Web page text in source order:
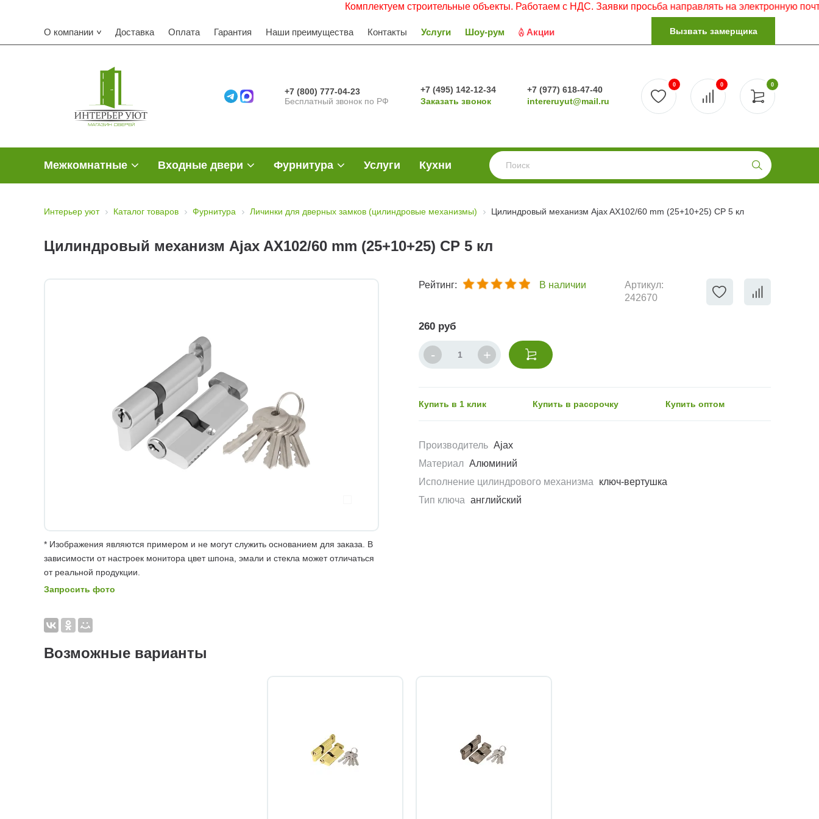
Комплектуем строительные объекты. Работаем с НДС. Заявки просьба направлять на электронную почту.
О компании Доставка Оплата Гарантия Наши преимущества Контакты Услуги Шоу-рум Акции Вызвать замерщика
+7 (800) 777-04-23
Бесплатный звонок по РФ
+7 (495) 142-12-34
Заказать звонок
+7 (977) 618-47-40
intereruyut@mail.ru
0
0 0
Межкомнатные Входные двери Фурнитура Услуги Кухни
Интерьер уют Каталог товаров Фурнитура Личинки для дверных замков (цилиндровые механизмы) Цилиндровый механизм Ajax AX102/60 mm (25+10+25) CP 5 кл
Цилиндровый механизм Ajax AX102/60 mm (25+10+25) CP 5 кл
* Изображения являются примером и не могут служить основанием для заказа. В
зависимости от настроек монитора цвет шпона, эмали и стекла может отличаться
от реальной продукции.
Запросить фото
Рейтинг: В наличии
Артикул:
242670
260 руб
Купить в 1 клик Купить в рассрочку Купить оптом
Производитель Ajax
Материал Алюминий
Исполнение цилиндрового механизма
ключ-вертушка
Тип ключа английский
Возможные варианты